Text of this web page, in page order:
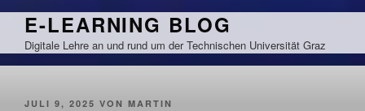
Zum
springen
E-LEARNING BLOG
Digitale Lehre an und rund um der Technischen Universität Graz
VERÖFFENTLICHT
JULI 9, 2025 VON MARTIN